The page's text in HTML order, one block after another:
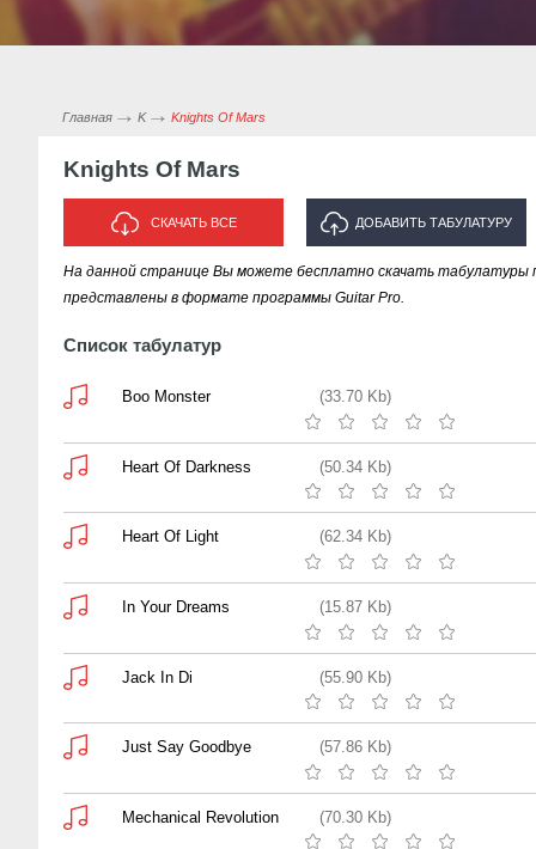
Главная K Knights Of Mars
Knights Of Mars
СКАЧАТЬ ВСЕ ДОБАВИТЬ ТАБУЛАТУРУ
ИСПОЛНИТЕЛЯ "KNIGHTS OF
На данной странице Вы можете бесплатно скачать табулатуры
представлены в формате программы Guitar Pro.
Список табулатур
Boo Monster (33.70 Kb)
Heart Of Darkness (50.34 Kb)
Heart Of Light (62.34 Kb)
In Your Dreams (15.87 Kb)
Jack In Di (55.90 Kb)
Just Say Goodbye (57.86 Kb)
Mechanical Revolution (70.30 Kb)